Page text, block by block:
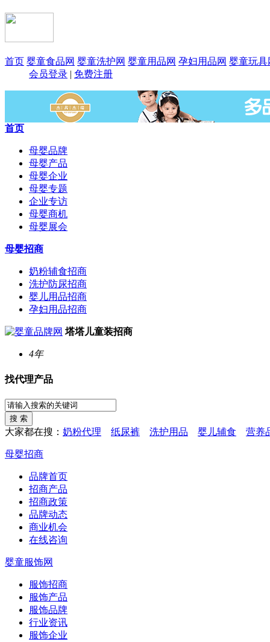
首页 婴童食品网 婴童洗护网 婴童用品网 孕妇用品网 婴童玩具
会员登录 | 免费注册
首页
母婴品牌
母婴产品
母婴企业
母婴专题
企业专访
母婴商机
母婴展会
母婴招商
奶粉辅食招商
洗护防尿招商
婴儿用品招商
孕妇用品招商
塔塔儿童装招商
4年
找代理产品
大家都在搜： 奶粉代理 纸尿裤 洗护用品 婴儿辅食 营养
母婴招商
品牌首页
招商产品
招商政策
品牌动态
商业机会
在线咨询
婴童服饰网
服饰招商
服饰产品
服饰品牌
行业资讯
服饰企业